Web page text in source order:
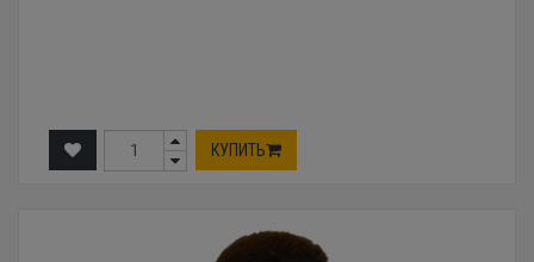
КУПИТЬ